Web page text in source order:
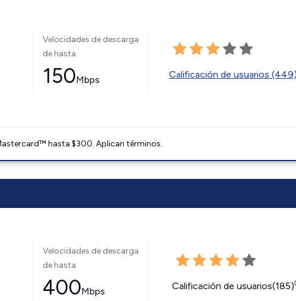
Velocidades de descarga
de hasta
150Mbps Calificación de usuarios (449)
hasta $300. Aplican términos.
Velocidades de descarga
de hasta
400Mbps Calificación de usuarios(185)